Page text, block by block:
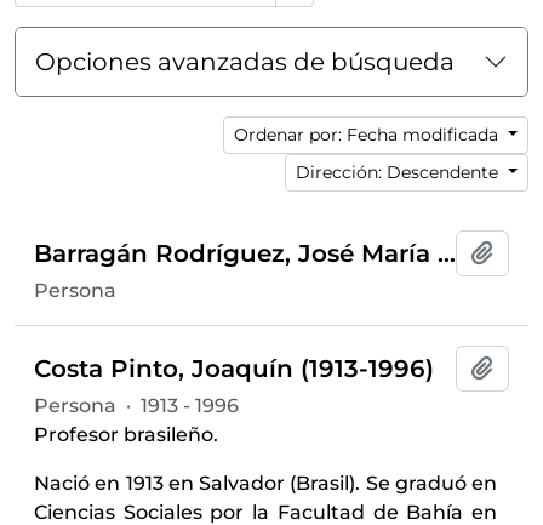
Opciones avanzadas de búsqueda
Ordenar por: Fecha modificada
Dirección: Descendente
Barragán Rodríguez, José María (1914-2009)
Persona
Costa Pinto, Joaquín (1913-1996)
Persona · 1913 - 1996
Profesor brasileño.
Nació en 1913 en Salvador (Brasil). Se graduó en
Ciencias Sociales por la Facultad de Bahía en